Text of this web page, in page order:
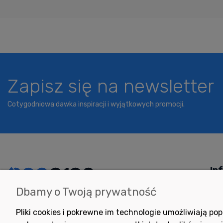
Zapisz się na newsletter
Cotygodniowa dawka inspiracji i wyjątkowych promocji.
Potrzebujesz pomocy
+48 791 806 804
Dbamy o Twoją prywatność
Pliki cookies i pokrewne im technologie umożliwiają